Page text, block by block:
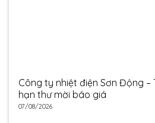
Công ty nhiệt điện Sơn Động –
hạn thư mời báo giá
07/08/2026